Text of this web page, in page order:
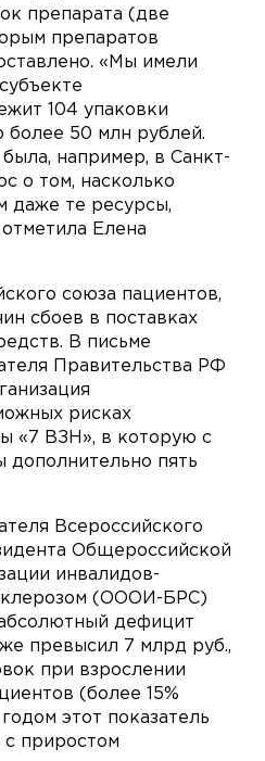
препарата (две
препаратов
«Мы имели
104 упаковки
более 50 млн рублей.
например, в Санкт-
о том, насколько
даже те ресурсы,
Елена
союза пациентов,
сбоев в поставках
В письме
Правительства РФ
рисках
«7 ВЗН», в которую с
дополнительно пять
Всероссийского
Общероссийской
инвалидов-
(ОООИ-БРС)
дефицит
превысил 7 млрд руб.,
при взрослении
(более 15%
этот показатель
с приростом